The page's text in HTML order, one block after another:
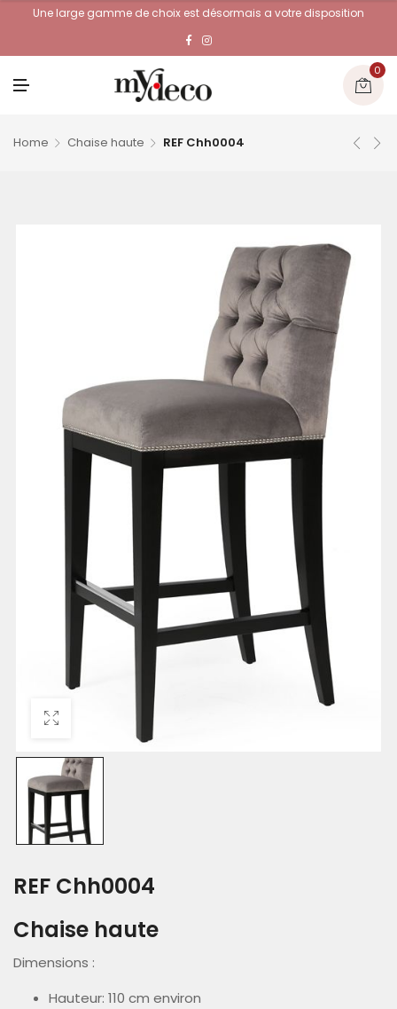
Une large gamme de choix est désormais a votre disposition
0
Home Chaise haute REF Chh0004
REF Chh0004
Chaise haute
Dimensions :
Hauteur: 110 cm environ